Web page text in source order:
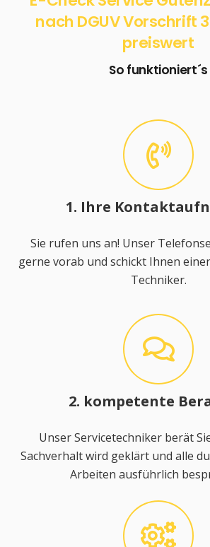
nach DGUV Vorschrift
preiswert
So funktioniert´s
1. Ihre
Sie rufen uns an! Unser
gerne vorab und schickt Ihnen
Techniker.
2. kompetente
Unser Servicetechniker berät
Sachverhalt wird geklärt und alle
Arbeiten ausführlich